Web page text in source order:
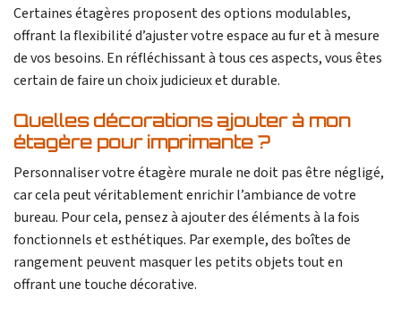
Certaines étagères proposent des options modulables,
offrant la flexibilité d’ajuster votre espace au fur et à mesure
de vos besoins. En réfléchissant à tous ces aspects, vous êtes
certain de faire un choix judicieux et durable.
Quelles décorations ajouter à mon
étagère pour imprimante ?
Personnaliser votre étagère murale ne doit pas être négligé,
car cela peut véritablement enrichir l’ambiance de votre
bureau. Pour cela, pensez à ajouter des éléments à la fois
fonctionnels et esthétiques. Par exemple, des boîtes de
rangement peuvent masquer les petits objets tout en
offrant une touche décorative.